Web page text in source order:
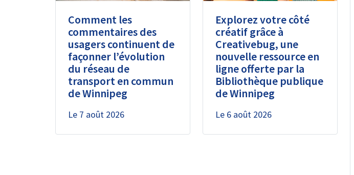
Comment les
commentaires des
usagers continuent de
façonner l’évolution
du réseau de
transport en commun
de Winnipeg
Le 7 août 2026
Explorez votre côté
créatif grâce à
Creativebug, une
nouvelle ressource en
ligne offerte par la
Bibliothèque publique
de Winnipeg
Le 6 août 2026